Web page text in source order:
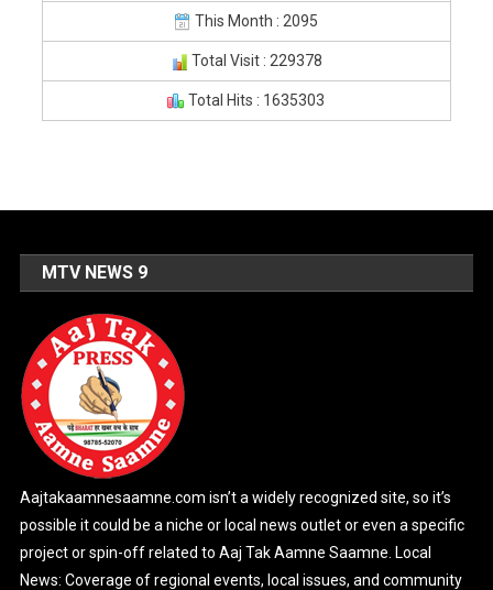
This Month : 2095
Total Visit : 229378
Total Hits : 1635303
MTV NEWS 9
Aajtakaamnesaamne.com isn’t a widely recognized site, so it’s
possible it could be a niche or local news outlet or even a specific
project or spin-off related to Aaj Tak Aamne Saamne. Local
News: Coverage of regional events, local issues, and community